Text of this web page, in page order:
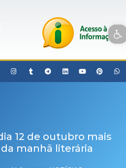
Open toolbar
12 de outubro mais
manhã literária